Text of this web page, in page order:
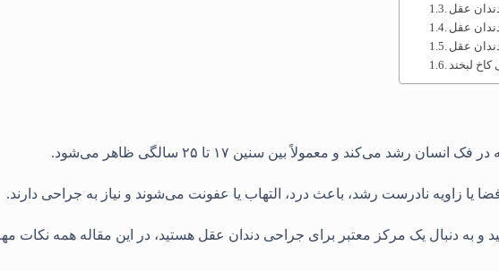
عقل
عقل
عقل
کاخ لبخند
رشد می‌کند و معمولاً بین سنین ۱۷ تا ۲۵ سالگی ظاهر می‌شود.
یا زاویه نادرست رشد، باعث درد، التهاب یا عفونت می‌شوند و نیاز به جراحی دارند.
و به دنبال یک مرکز معتبر برای جراحی دندان عقل هستید، در این مقاله همه نکات